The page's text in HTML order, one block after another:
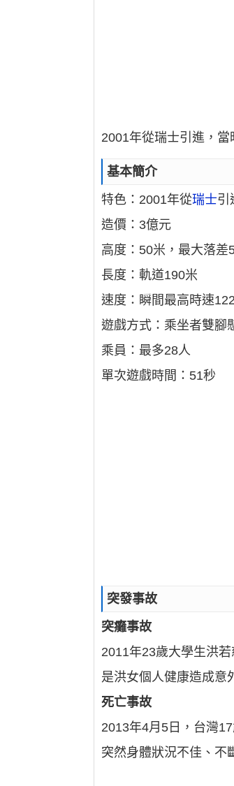
2001年從瑞士引進，
基本簡介
特色：2001年從瑞士引
造價：3億元
高度：50米，最大落差
長度：軌道190米
速度：瞬間最高時速
遊戲方式：乘坐者雙腳
乘員：最多28人
單次遊戲時間：51秒
突發事故
突癱事故
2011年23歲大學生洪
是洪女個人健康造成意
死亡事故
2013年4月5日，台灣
突然身體狀況不佳、不